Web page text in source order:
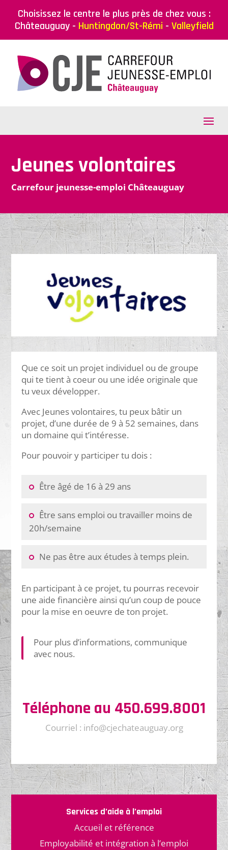
Choisissez le centre le plus près de chez vous :
Châteauguay- Huntingdon/St-Rémi - Valleyfield
Jeunes volontaires
Carrefour jeunesse-emploi Châteauguay
Que ce soit un projet individuel ou de groupe
qui te tient à coeur ou une idée originale que
tu veux développer.
Avec Jeunes volontaires, tu peux bâtir un
projet, d’une durée de 9 à 52 semaines, dans
un domaine qui t’intéresse.
Pour pouvoir y participer tu dois :
Être âgé de 16 à 29 ans
Être sans emploi ou travailler moins de
20h/semaine
Ne pas être aux études à temps plein.
En participant à ce projet, tu pourras recevoir
une aide financière ainsi qu’un coup de pouce
pour la mise en oeuvre de ton projet.
Pour plus d’informations, communique
avec nous.
Téléphone au 450.699.8001
Courriel : info@cjechateauguay.org
Services d’aide à l’emploi
Accueil et référence
Employabilité et intégration à l’emploi